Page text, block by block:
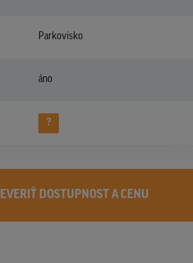
Parkovisko
áno
?
DOSTUPNOST A CENU